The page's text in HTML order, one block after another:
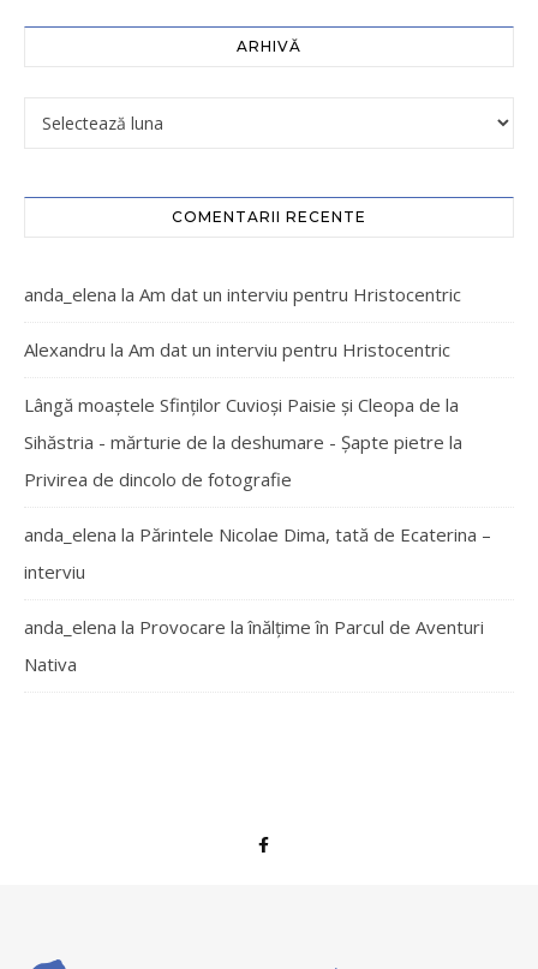
ARHIVĂ
COMENTARII RECENTE
anda_elena la Am dat un interviu pentru Hristocentric
Alexandru la Am dat un interviu pentru Hristocentric
Lângă moaștele Sfinților Cuvioși Paisie și Cleopa de la
Sihăstria - mărturie de la deshumare - Şapte pietre la
Privirea de dincolo de fotografie
anda_elena la Părintele Nicolae Dima, tată de Ecaterina –
interviu
anda_elena la Provocare la înălțime în Parcul de Aventuri
Nativa